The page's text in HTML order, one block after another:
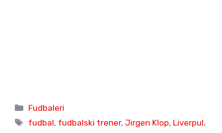
Categories
Fudbaleri
Tags
fudbal, fudbalski trener, Jirgen Klop, Liverpul,